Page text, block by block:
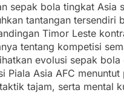
sepak bola tingkat Asia
tantangan tersendiri
Timor Leste
tentang kompetisi
evolusi sepak bola
Piala Asia AFC menuntut
tajam, serta mental